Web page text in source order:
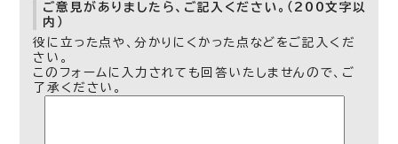
ご意見がありましたら、ご記入ください。（200文字以
内）
役に立った点や、分かりにくかった点などをご記入くだ
さい。
このフォームに入力されても回答いたしませんので、ご
了承ください。